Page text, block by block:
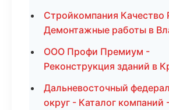
Стройкомпания Качество
Демонтажные работы в
ООО Профи Премиум -
Реконструкция зданий в
Дальневосточный
округ - Каталог компаний